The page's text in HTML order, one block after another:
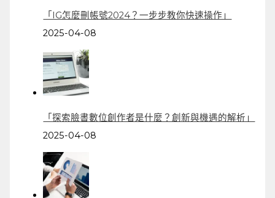
「IG怎麼刪帳號2024？一步步教你快速操作」
2025-04-08
「探索臉書數位創作者是什麼？創新與機遇的解析」
2025-04-08